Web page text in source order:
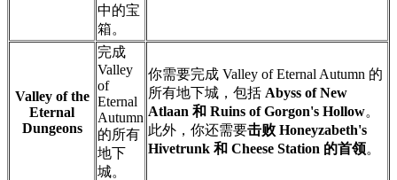
中的宝
箱。
Valley of the
Eternal
Dungeons
完成
Valley
of
Eternal
Autumn
的所有
地下
城。
你需要完成 Valley of Eternal Autumn 的
所有地下城，包括 Abyss of New
Atlaan 和 Ruins of Gorgon's Hollow。
此外，你还需要击败 Honeyzabeth's
Hivetrunk 和 Cheese Station 的首领。